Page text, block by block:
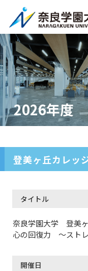
2026年度
登美ヶ丘カレッ
タイトル
奈良学園大学 登美ヶ
心の回復力 ～スト
開催日